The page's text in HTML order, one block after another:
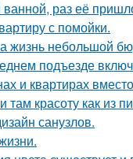
раз её
с помойки.
жизнь небольшой
подъезде
и квартирах
красоту как из
санузлов.